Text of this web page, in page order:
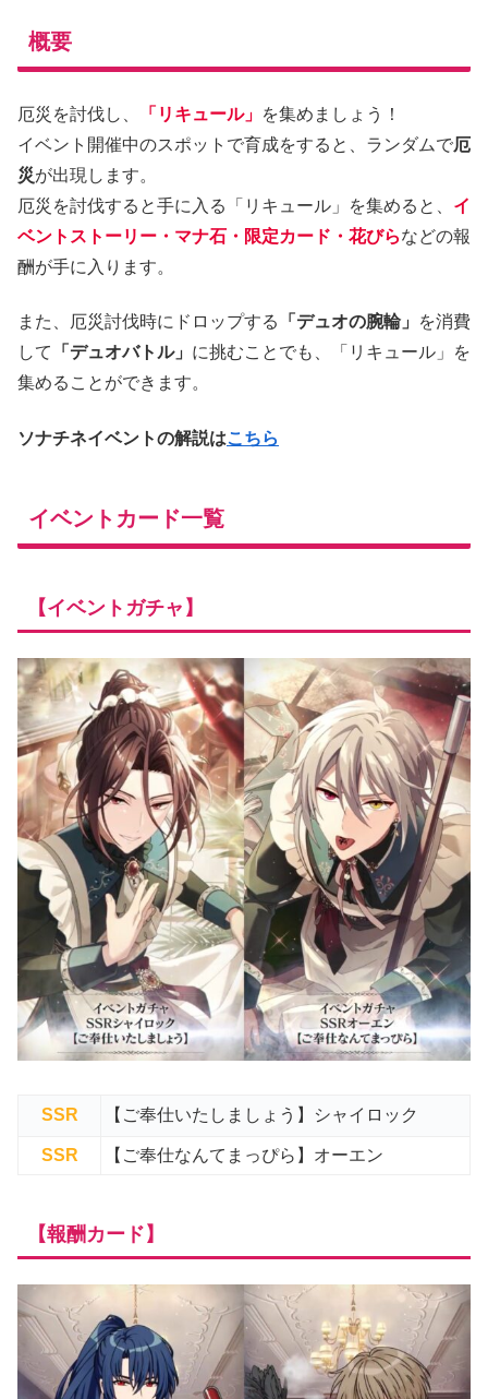
概要
厄災を討伐し、 「リキュール」 を集めましょう！
イベント開催中のスポットで育成をすると、ランダムで厄
災が出現します。
厄災を討伐すると手に入る「リキュール」を集めると、 イ
ベントストーリー・マナ石・限定カード・花びらなどの報
酬が手に入ります。
また、厄災討伐時にドロップする 「デュオの腕輪」
を消費
して
「デュオバトル」 に挑むことでも、「リキュール」を
集めることができます。
ソナチネイベントの解説はこちら
イベントカード一覧
【イベントガチャ】
SSR 【ご奉仕いたしましょう】シャイロック
SSR 【ご奉仕なんてまっぴら】オーエン
【報酬カード】